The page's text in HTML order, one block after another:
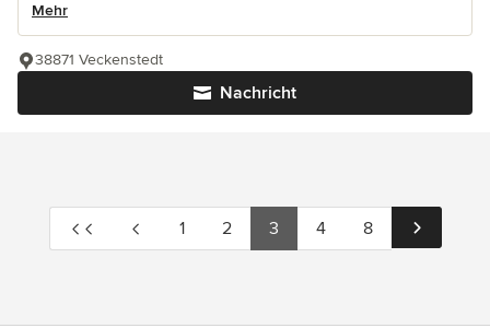
Mehr
Nachricht
38871 Veckenstedt
1 2 3 4 8